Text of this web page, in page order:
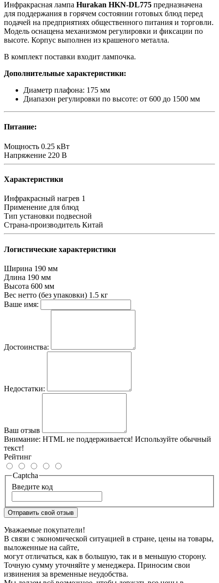
Инфракрасная лампа Hurakan HKN-DL775 предназначена
для поддержания в горячем состоянии готовых блюд перед
подачей на предприятиях общественного питания и торговли.
Модель оснащена механизмом регулировки и фиксации по
высоте. Корпус выполнен из крашеного металла.
В комплект поставки входит лампочка.
Дополнительные характеристики:
Диаметр плафона: 175 мм
Диапазон регулировки по высоте: от 600 до 1500 мм
Питание:
Мощность 0.25 кВт
Напряжение 220 В
Характеристики
Инфракрасный нагрев 1
Применение для блюд
Тип установки подвесной
Страна-производитель Китай
Логистические характеристики
Ширина 190 мм
Длина 190 мм
Высота 600 мм
Вес нетто (без упаковки) 1.5 кг
Ваше имя:
Достоинства:
Недостатки:
Ваш отзыв
Внимание: HTML не поддерживается! Используйте обычный
текст!
Рейтинг
Captcha
Введите код
Отправить свой отзыв
Уважаемые покупатели!
В связи с экономической ситуацией в стране, цены на товары,
выложенные на сайте,
могут отличаться, как в большую, так и в меньшую сторону.
Точную сумму уточняйте у менеджера. Приносим свои
извинения за временные неудобства.